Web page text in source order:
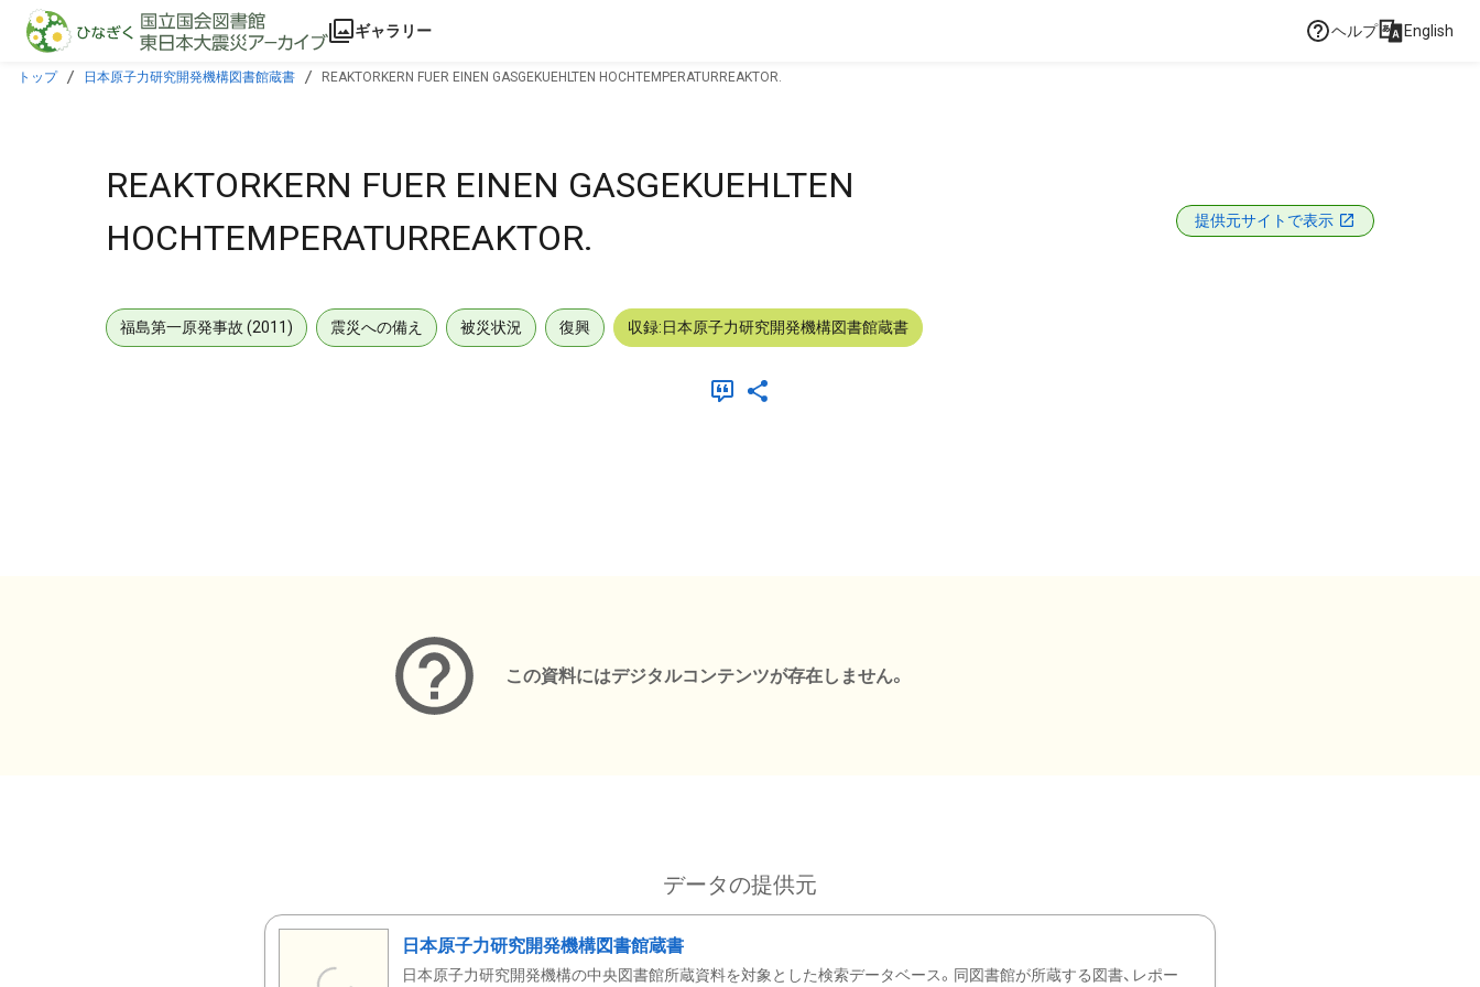
本文に飛ぶ
ギャラリー ヘルプ English
トップ 日本原子力研究開発機構図書館蔵書 REAKTORKERN FUER EINEN GASGEKUEHLTEN HOCHTEMPERATURREAKTOR.
REAKTORKERN FUER EINEN GASGEKUEHLTEN
HOCHTEMPERATURREAKTOR.
提供元サイトで表示
福島第一原発事故 (2011) 震災への備え 被災状況 復興 収録:日本原子力研究開発機構図書館蔵書
この資料にはデジタルコンテンツが存在しません。
データの提供元
日本原子力研究開発機構図書館蔵書
日本原子力研究開発機構の中央図書館所蔵資料を対象とした検索データベース。同図書館が所蔵する図書、レポー